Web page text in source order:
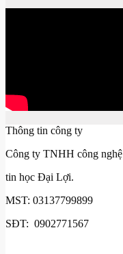
Thông tin công ty
Công ty TNHH công nghệ
tin học Đại Lợi.
MST: 03137799899
SĐT: 0902771567